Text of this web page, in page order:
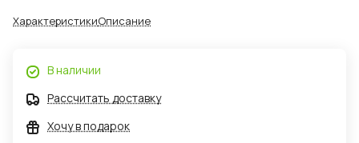
ХарактеристикиОписание
В наличии
Рассчитать доставку
Хочу в подарок